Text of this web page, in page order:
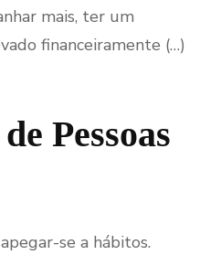
mais, ter um
financeiramente (…)
Pessoas
se a hábitos.